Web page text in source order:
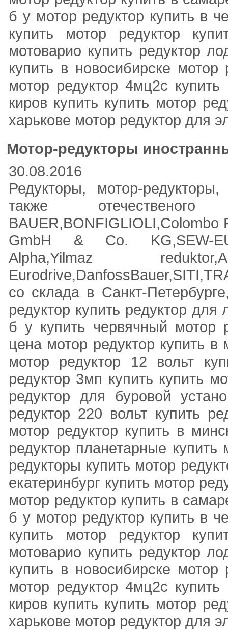
б у мотор редуктор купить в
купить мотор редуктор
мотоварио купить редуктор
купить в новосибирске мотор
мотор редуктор 4мц2с
киров купить купить мотор
харькове мотор редуктор для
Мотор-редукторы
30.08.2016
Редукторы, мотор-
также отечественого
BAUER,BONFIGLIOLI,Colombo
GmbH & Co. KG,SEW-
Alpha,Yilmaz
со склада в Санкт-
редуктор купить редуктор для
б у купить червячный мотор
цена мотор редуктор купить в
мотор редуктор 12 вольт
редуктор 3мп купить купить
редуктор для буровой
редуктор 220 вольт купить
мотор редуктор купить в
редуктор планетарные
редукторы купить мотор
екатеринбург купить мотор
мотор редуктор купить в
б у мотор редуктор купить в
купить мотор редуктор
мотоварио купить редуктор
купить в новосибирске мотор
мотор редуктор 4мц2с
киров купить купить мотор
харькове мотор редуктор для